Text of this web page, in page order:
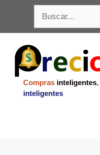
contenido
Compras inteligentes,
inteligentes